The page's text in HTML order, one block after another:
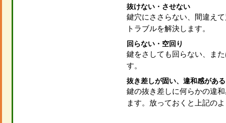
抜けない・させない
鍵穴にささらない、間違え
トラブルを解決します。
回らない・空回り
鍵をさしても回らない、ま
す。
抜き差しが固い、違和感がある
鍵の抜き差しに何らかの違
ます。放っておくと上記の